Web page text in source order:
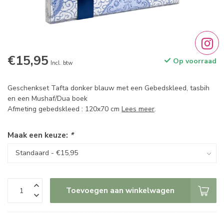
€15,95 Incl. btw Op voorraad
Geschenkset Tafta donker blauw met een Gebedskleed, tasbih
en een Mushaf/Dua boek
Afmeting gebedskleed : 120x70 cm Lees meer.
Maak een keuze: *
Toevoegen aan winkelwagen